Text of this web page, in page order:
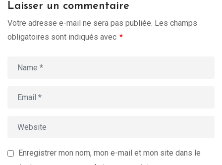
Laisser un commentaire
Votre adresse e-mail ne sera pas publiée. Les champs
obligatoires sont indiqués avec *
Enregistrer mon nom, mon e-mail et mon site dans le